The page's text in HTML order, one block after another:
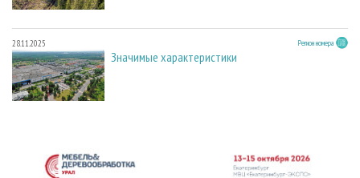
28.11.2025 Регион номера
Значимые характеристики